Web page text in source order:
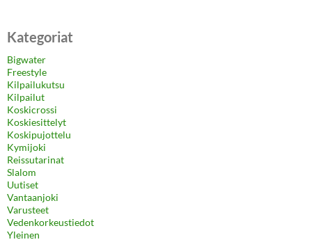
Kategoriat
Bigwater
Freestyle
Kilpailukutsu
Kilpailut
Koskicrossi
Koskiesittelyt
Koskipujottelu
Kymijoki
Reissutarinat
Slalom
Uutiset
Vantaanjoki
Varusteet
Vedenkorkeustiedot
Yleinen